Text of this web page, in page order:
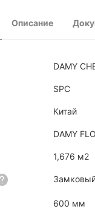
Описание
DAMY
SPC
Китай
DAMY
1,676 м2
600 мм